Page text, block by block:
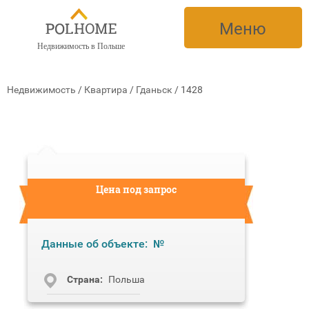
Недвижимость в Польше
Меню
Недвижимость / Квартира / Гданьск / 1428
Цена под запрос
Данные об объекте: №
Cтрана: Польша